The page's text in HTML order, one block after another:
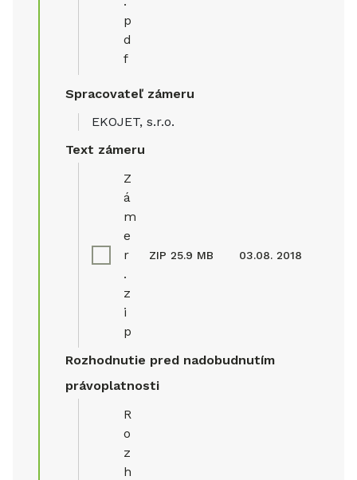
p
d
f
Spracovateľ zámeru
EKOJET, s.r.o.
Text zámeru
Z
á
m
e
r
.
z
i
p
ZIP 25.9 MB 03.08. 2018
Rozhodnutie pred nadobudnutím
právoplatnosti
R
o
z
h